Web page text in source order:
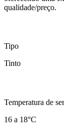
qualidade/preço.
Tipo
Tinto
Temperatura de
16 a 18°C